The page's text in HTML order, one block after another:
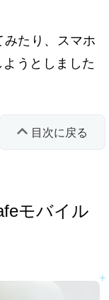
たり、スマホ
うとしました
目次に戻る
モバイル